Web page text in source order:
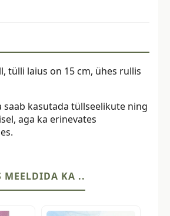
tülli laius on 15 cm, ühes rullis
saab kasutada tüllseelikute ning
aga ka erinevates
MEELDIDA KA ..